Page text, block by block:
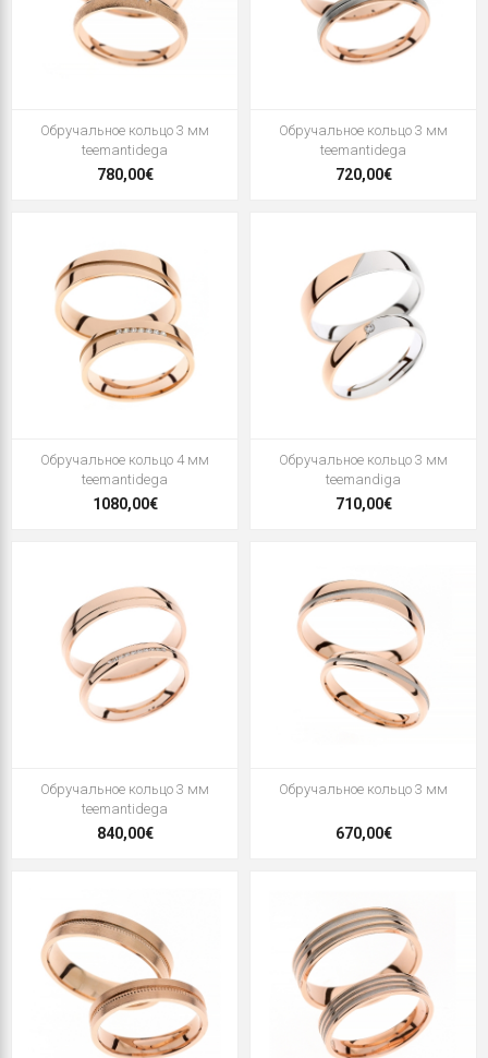
Oбручальное кольцо 3 мм
teemantidega
780,00€
Oбручальное кольцо 3 мм
teemantidega
720,00€
Oбручальное кольцо 4 мм
teemantidega
1080,00€
Oбручальное кольцо 3 мм
teemandiga
710,00€
Oбручальное кольцо 3 мм
teemantidega
840,00€
Oбручальное кольцо 3 мм
670,00€